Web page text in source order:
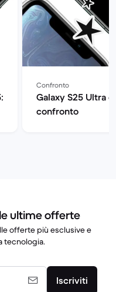
Confronto
Galaxy S25 Ultra e
confronto
ultime offerte
offerte più esclusive e
tecnologia.
Iscriviti